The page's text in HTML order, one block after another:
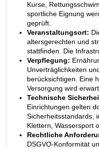
Kurse,
sportliche Eignung
geprüft.
Veranstaltungsort:
altersgerechten und
stattfinden. Die
Verpflegung:
Unverträglichkeiten
berücksichtigen. Eine
Versorgung wird
Technische
Einrichtungen gelten
Sicherheitsstandards,
Klettern, Wassersport
Rechtliche
DSGVO-Konformität